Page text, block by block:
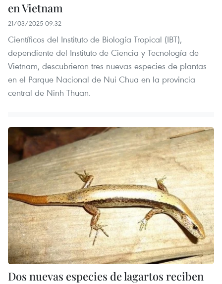
en Vietnam
21/03/2025 09:32
Científicos del Instituto de Biología Tropical (IBT),
dependiente del Instituto de Ciencia y Tecnología de
Vietnam, descubrieron tres nuevas especies de plantas
en el Parque Nacional de Nui Chua en la provincia
central de Ninh Thuan.
Dos nuevas especies de lagartos reciben